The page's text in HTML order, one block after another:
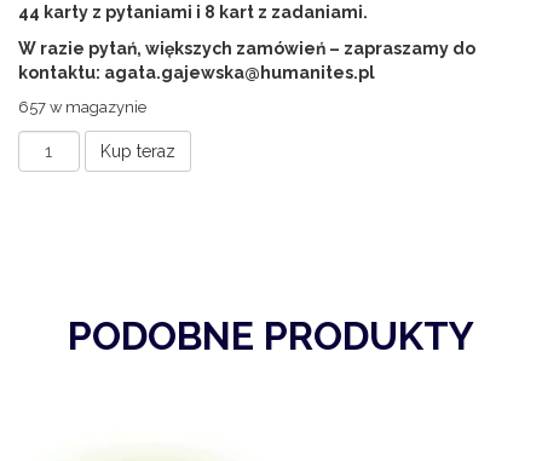
44 karty z pytaniami i 8 kart z zadaniami.
W razie pytań, większych zamówień – zapraszamy do
kontaktu: agata.gajewska@humanites.pl
657 w magazynie
Karty
Kup teraz
PODOBNE PRODUKTY